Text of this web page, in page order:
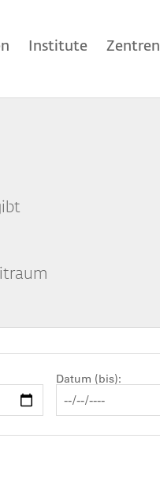
Institute Zentren
Datum (bis)